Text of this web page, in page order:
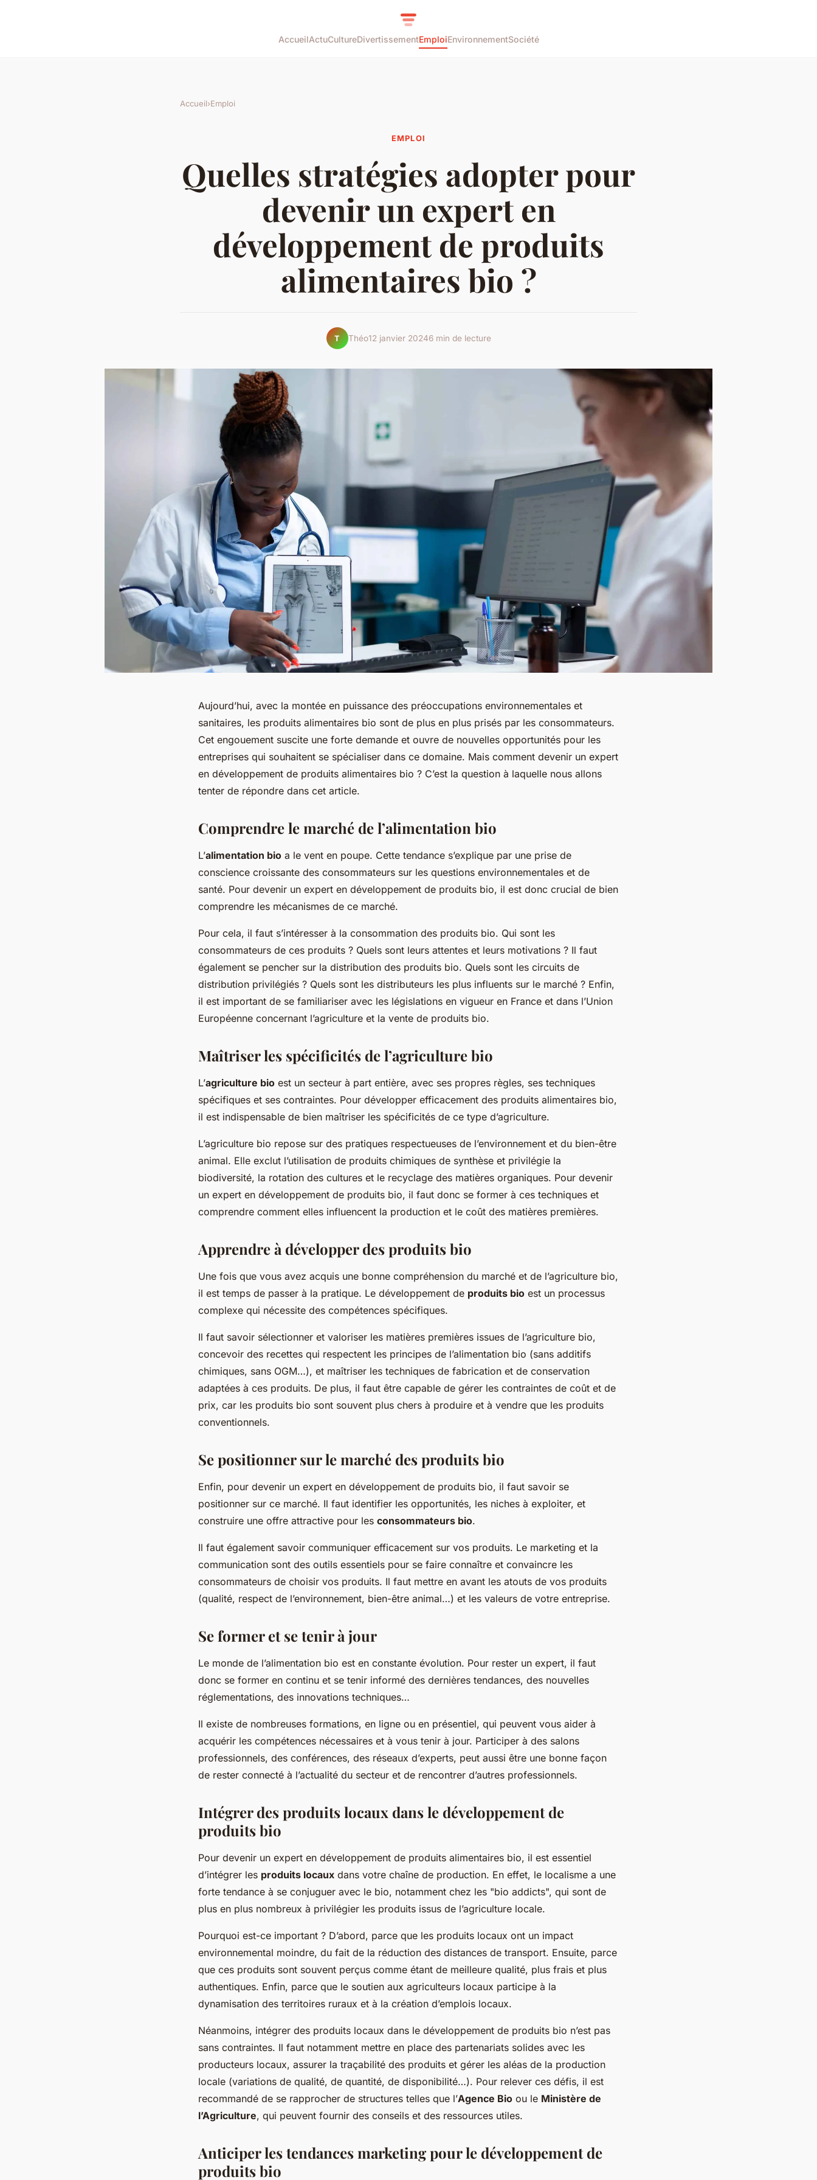
AccueilActuCultureDivertissementEmploiEnvironnementSociété
Accueil›Emploi
EMPLOI
Quelles stratégies adopter pour
devenir un expert en
développement de produits
alimentaires bio ?
T Théo12 janvier 20246 min de lecture
Aujourd’hui, avec la montée en puissance des préoccupations environnementales et
sanitaires, les produits alimentaires bio sont de plus en plus prisés par les consommateurs.
Cet engouement suscite une forte demande et ouvre de nouvelles opportunités pour les
entreprises qui souhaitent se spécialiser dans ce domaine. Mais comment devenir un expert
en développement de produits alimentaires bio ? C’est la question à laquelle nous allons
tenter de répondre dans cet article.
Comprendre le marché de l’alimentation bio
L’alimentation bio a le vent en poupe. Cette tendance s’explique par une prise de
conscience croissante des consommateurs sur les questions environnementales et de
santé. Pour devenir un expert en développement de produits bio, il est donc crucial de bien
comprendre les mécanismes de ce marché.
Pour cela, il faut s’intéresser à la consommation des produits bio. Qui sont les
consommateurs de ces produits ? Quels sont leurs attentes et leurs motivations ? Il faut
également se pencher sur la distribution des produits bio. Quels sont les circuits de
distribution privilégiés ? Quels sont les distributeurs les plus influents sur le marché ? Enfin,
il est important de se familiariser avec les législations en vigueur en France et dans l’Union
Européenne concernant l’agriculture et la vente de produits bio.
Maîtriser les spécificités de l’agriculture bio
L’agriculture bio est un secteur à part entière, avec ses propres règles, ses techniques
spécifiques et ses contraintes. Pour développer efficacement des produits alimentaires bio,
il est indispensable de bien maîtriser les spécificités de ce type d’agriculture.
L’agriculture bio repose sur des pratiques respectueuses de l’environnement et du bien-être
animal. Elle exclut l’utilisation de produits chimiques de synthèse et privilégie la
biodiversité, la rotation des cultures et le recyclage des matières organiques. Pour devenir
un expert en développement de produits bio, il faut donc se former à ces techniques et
comprendre comment elles influencent la production et le coût des matières premières.
Apprendre à développer des produits bio
Une fois que vous avez acquis une bonne compréhension du marché et de l’agriculture bio,
il est temps de passer à la pratique. Le développement de produits bio est un processus
complexe qui nécessite des compétences spécifiques.
Il faut savoir sélectionner et valoriser les matières premières issues de l’agriculture bio,
concevoir des recettes qui respectent les principes de l’alimentation bio (sans additifs
chimiques, sans OGM…), et maîtriser les techniques de fabrication et de conservation
adaptées à ces produits. De plus, il faut être capable de gérer les contraintes de coût et de
prix, car les produits bio sont souvent plus chers à produire et à vendre que les produits
conventionnels.
Se positionner sur le marché des produits bio
Enfin, pour devenir un expert en développement de produits bio, il faut savoir se
positionner sur ce marché. Il faut identifier les opportunités, les niches à exploiter, et
construire une offre attractive pour les consommateurs bio.
Il faut également savoir communiquer efficacement sur vos produits. Le marketing et la
communication sont des outils essentiels pour se faire connaître et convaincre les
consommateurs de choisir vos produits. Il faut mettre en avant les atouts de vos produits
(qualité, respect de l’environnement, bien-être animal…) et les valeurs de votre entreprise.
Se former et se tenir à jour
Le monde de l’alimentation bio est en constante évolution. Pour rester un expert, il faut
donc se former en continu et se tenir informé des dernières tendances, des nouvelles
réglementations, des innovations techniques…
Il existe de nombreuses formations, en ligne ou en présentiel, qui peuvent vous aider à
acquérir les compétences nécessaires et à vous tenir à jour. Participer à des salons
professionnels, des conférences, des réseaux d’experts, peut aussi être une bonne façon
de rester connecté à l’actualité du secteur et de rencontrer d’autres professionnels.
Intégrer des produits locaux dans le développement de
produits bio
Pour devenir un expert en développement de produits alimentaires bio, il est essentiel
d’intégrer les produits locaux dans votre chaîne de production. En effet, le localisme a une
forte tendance à se conjuguer avec le bio, notamment chez les "bio addicts", qui sont de
plus en plus nombreux à privilégier les produits issus de l’agriculture locale.
Pourquoi est-ce important ? D’abord, parce que les produits locaux ont un impact
environnemental moindre, du fait de la réduction des distances de transport. Ensuite, parce
que ces produits sont souvent perçus comme étant de meilleure qualité, plus frais et plus
authentiques. Enfin, parce que le soutien aux agriculteurs locaux participe à la
dynamisation des territoires ruraux et à la création d’emplois locaux.
Néanmoins, intégrer des produits locaux dans le développement de produits bio n’est pas
sans contraintes. Il faut notamment mettre en place des partenariats solides avec les
producteurs locaux, assurer la traçabilité des produits et gérer les aléas de la production
locale (variations de qualité, de quantité, de disponibilité…). Pour relever ces défis, il est
recommandé de se rapprocher de structures telles que l’Agence Bio ou le Ministère de
l’Agriculture, qui peuvent fournir des conseils et des ressources utiles.
Anticiper les tendances marketing pour le développement de
produits bio